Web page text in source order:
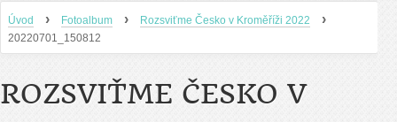
Úvod › Fotoalbum › Rozsviťme Česko v Kroměříži 2022 ›
20220701_150812
ROZSVIŤME ČESKO V